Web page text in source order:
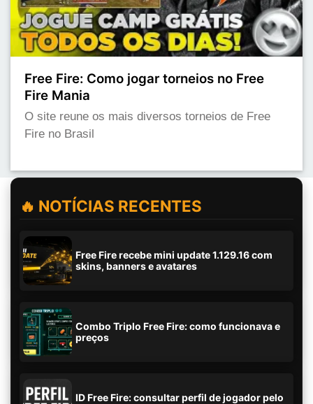
Free Fire: Como jogar torneios no Free
Fire Mania
O site reune os mais diversos torneios de Free
Fire no Brasil
🔥 NOTÍCIAS RECENTES
Free Fire recebe mini update 1.129.16 com
skins, banners e avatares
Combo Triplo Free Fire: como funcionava e
preços
ID Free Fire: consultar perfil de jogador pelo